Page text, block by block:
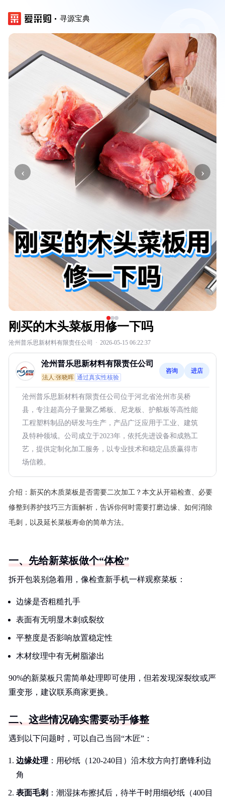
寻源宝典
‹ ›
刚买的木头菜板用修一下吗
沧州普乐思新材料有限责任公司 · 2026-05-15 06:22:37
沧州普乐思新材料有限责任公司
法人:张晓晖 通过真实性核验
咨询 进店
沧州普乐思新材料有限责任公司位于河北省沧州市吴桥
县，专注超高分子量聚乙烯板、尼龙板、护舷板等高性能
工程塑料制品的研发与生产，产品广泛应用于工业、建筑
及特种领域。公司成立于2023年，依托先进设备和成熟工
艺，提供定制化加工服务，以专业技术和稳定品质赢得市
场信赖。
介绍： 新买的木质菜板是否需要二次加工？本文从开箱检查、必要
修整到养护技巧三方面解析，告诉你何时需要打磨边缘、如何消除
毛刺，以及延长菜板寿命的简单方法。
一、先给新菜板做个“体检”
拆开包装别急着用，像检查新手机一样观察菜板：
边缘是否粗糙扎手
表面有无明显木刺或裂纹
平整度是否影响放置稳定性
木材纹理中有无树脂渗出
90%的新菜板只需简单处理即可使用，但若发现深裂纹或严
重变形，建议联系商家更换。
二、这些情况确实需要动手修整
遇到以下问题时，可以自己当回“木匠”：
边缘处理 ：用砂纸（120-240目）沿木纹方向打磨锋利边
角
表面毛刺 ：潮湿抹布擦拭后，待半干时用细砂纸（400目